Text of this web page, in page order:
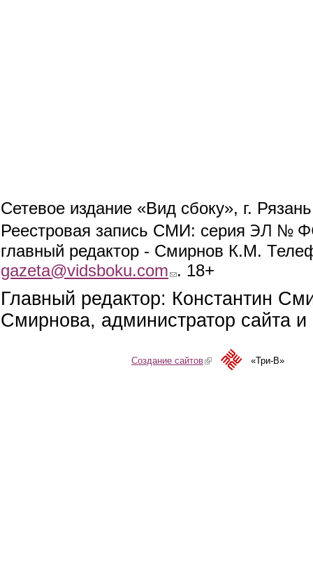
Сетевое издание «Вид сбоку», г.
Реестровая запись СМИ: серия ЭЛ №
главный редактор - Смирнов К.М.
gazeta@vidsboku.com (link sends e-mail)
. 18+
Главный редактор: Константин
Смирнова, администратор сайта
Создание сайтов(link is external)«Три-В»